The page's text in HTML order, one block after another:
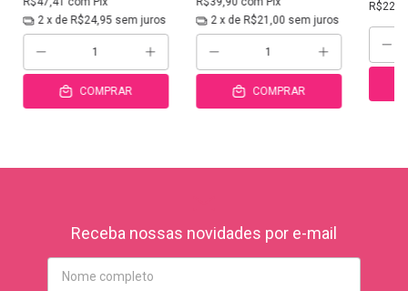
2 x de R$24,95 sem juros
COMPRAR
2 x de R$21,00 sem juros
COMPRAR
Receba nossas novidades por e-mail